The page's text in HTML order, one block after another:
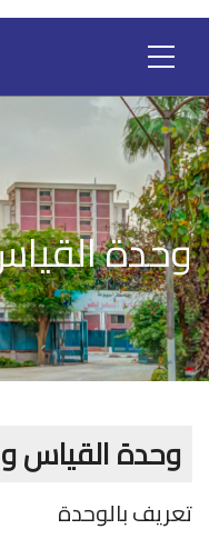
وحدة
وحدة القياس
تعريف بالوحدة